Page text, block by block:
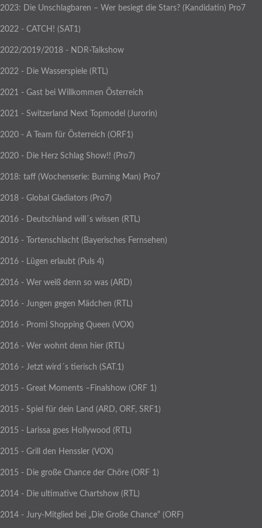
2023: Die Unschlagbaren – Wer besiegt die Stars? (Kandidatin) Pro7
2022 - CATCH! (SAT1)
2022/2019/2018 - NDR-Talkshow
2022 - Die Wasserspiele (RTL)
2021 - Gast bei Willkommen Österreich
2021 - Switzerland Next Topmodel (Jurorin)
2020 - A Team für Österreich (ORF1)
2020 - Die Herz Schlag Show!! (Pro7)
2018: taff (Wochenserie: Burning Man) Pro7
2018 - Global Gladiators (Pro7)
2016 - Deutschland will´s wissen (RTL)
2016 - Tortenschlacht (Bayerisches Fernsehen)
2016 - Lügen erlaubt (Puls 4)
2016 - Wer weiß denn so was (ARD)
2016 - Jungen gegen Mädchen (RTL)
2016 - Promi Shopping Queen (VOX)
2016 - Wer wohnt denn hier (RTL)
2016 - Jetzt wird´s tierisch (SAT.1)
2015 - Great Moments –Finalshow (ORF 1)
2015 - Spiel für dein Land (ARD, ORF, SRF1)
2015 - Larissa goes Hollywood (RTL)
2015 - Grill den Henssler (VOX)
2015 - Die große Chance der Chöre (ORF 1)
2014 - Die ultimative Chartshow (RTL)
2014 - Jury-Mitglied bei „Die Große Chance“ (ORF)